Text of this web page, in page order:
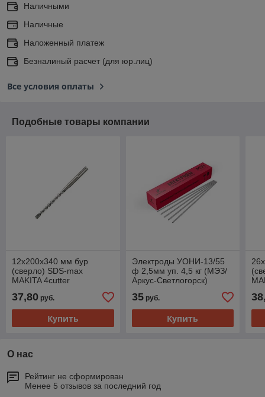
Наличными
Наличные
Наложенный платеж
Безналиный расчет (для юр.лиц)
Все условия оплаты
Подобные товары компании
12х200х340 мм бур
(сверло) SDS-max
MAKITA 4cutter
37,80 руб.
Купить
Электроды УОНИ-13/55
ф 2,5мм уп. 4,5 кг (МЭЗ/
Аркус-Светлогорск)
35руб.
Купить
О нас
Рейтинг не сформирован
Менее 5 отзывов за последний год